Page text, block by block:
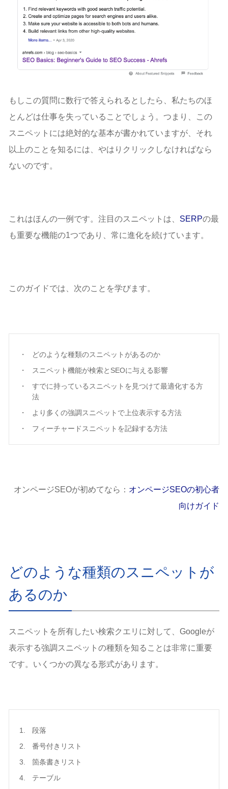
もしこの質問に数行で答えられるとしたら、私たちのほ
とんどは仕事を失っていることでしょう。つまり、この
スニペットには絶対的な基本が書かれていますが、それ
以上のことを知るには、やはりクリックしなければなら
ないのです。
これはほんの一例です。注目のスニペットは、 SERPの最
も重要な機能の1つであり、常に進化を続けています。
このガイドでは、次のことを学びます。
どのような種類のスニペットがあるのか
スニペット機能が検索とSEOに与える影響
すでに持っているスニペットを見つけて最適化する方
法
より多くの強調スニペットで上位表示する方法
フィーチャードスニペットを記録する方法
オンページSEOが初めてなら： オンページSEOの初心者
向けガイド
どのような種類のスニペットが
あるのか
スニペットを所有したい検索クエリに対して、Googleが
表示する強調スニペットの種類を知ることは非常に重要
です。いくつかの異なる形式があります。
段落
番号付きリスト
箇条書きリスト
テーブル